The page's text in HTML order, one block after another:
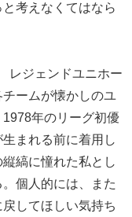
考えなくてはなら
ジェンドユニホー
ームが懐かしのユ
年のリーグ初優
まれる前に着用し
縞に憧れた私とし
個人的には、また
してほしい気持ち